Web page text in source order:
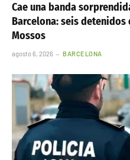
Cae una banda
Barcelona: seis
Mossos
agosto 6, 2026 BARCELONA